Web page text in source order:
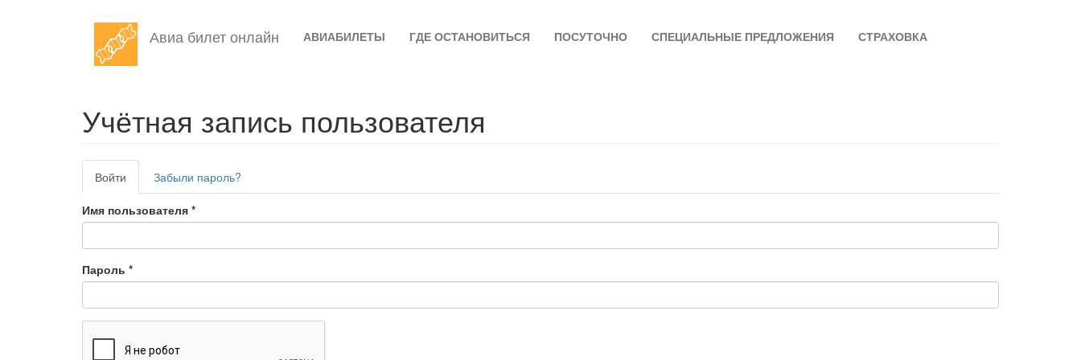
Авиа билет онлайн АВИАБИЛЕТЫ ГДЕ ОСТАНОВИТЬСЯ ПОСУТОЧНО СПЕЦИАЛЬНЫЕ ПРЕДЛОЖЕНИЯ СТРАХОВКА
Учётная запись пользователя
Главные
вкладки
Войти (активная
вкладка)
Забыли пароль?
Имя пользователя *
Пароль *